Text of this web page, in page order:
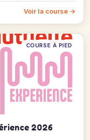
Voir la course →
COURSE À PIED
2026